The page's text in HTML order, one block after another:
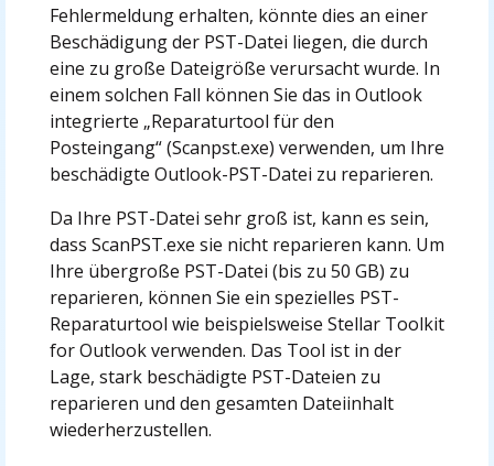
Fehlermeldung erhalten, könnte dies an einer
Beschädigung der PST-Datei liegen, die durch
eine zu große Dateigröße verursacht wurde. In
einem solchen Fall können Sie das in Outlook
integrierte „Reparaturtool für den
Posteingang“ (Scanpst.exe) verwenden, um Ihre
beschädigte Outlook-PST-Datei zu reparieren.
Da Ihre PST-Datei sehr groß ist, kann es sein,
dass ScanPST.exe sie nicht reparieren kann. Um
Ihre übergroße PST-Datei (bis zu 50 GB) zu
reparieren, können Sie ein spezielles PST-
Reparaturtool wie beispielsweise Stellar Toolkit
for Outlook verwenden. Das Tool ist in der
Lage, stark beschädigte PST-Dateien zu
reparieren und den gesamten Dateiinhalt
wiederherzustellen.